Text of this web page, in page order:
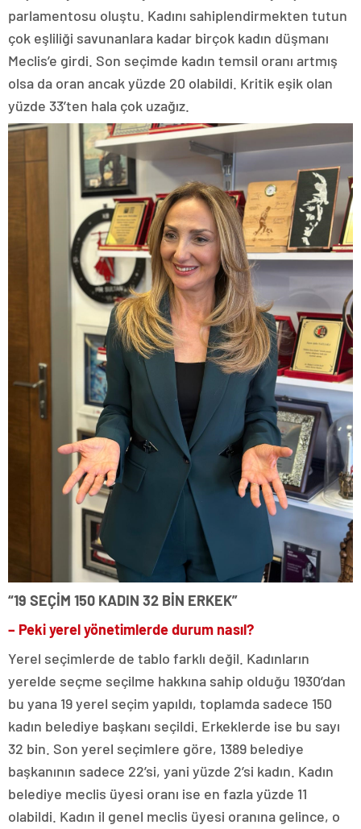
parlamentosu oluştu. Kadını sahiplendirmekten tutun
çok eşliliği savunanlara kadar birçok kadın düşmanı
Meclis’e girdi. Son seçimde kadın temsil oranı artmış
olsa da oran ancak yüzde 20 olabildi. Kritik eşik olan
yüzde 33’ten hala çok uzağız.
“19 SEÇİM 150 KADIN 32 BİN ERKEK”
– Peki yerel yönetimlerde durum nasıl?
Yerel seçimlerde de tablo farklı değil. Kadınların
yerelde seçme seçilme hakkına sahip olduğu 1930’dan
bu yana 19 yerel seçim yapıldı, toplamda sadece 150
kadın belediye başkanı seçildi. Erkeklerde ise bu sayı
32 bin. Son yerel seçimlere göre, 1389 belediye
başkanının sadece 22’si, yani yüzde 2’si kadın. Kadın
belediye meclis üyesi oranı ise en fazla yüzde 11
olabildi. Kadın il genel meclis üyesi oranına gelince, o